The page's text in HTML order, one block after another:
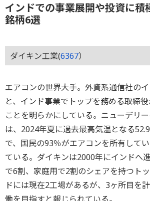
インドでの事業展開や投資に積
銘柄6選
ダイキン工業(6367）
エアコンの世界大手。外資系通信社の
と、インド事業でトップを務める取締
ことを明らかにしている。ニューデリ
は、2024年夏に過去最高気温となる
で、国民の93％がエアコンを所有して
ている。ダイキンは2000年にインドへ
で6割、家庭用で2割のシェアを持つト
ドには現在2工場があるが、3ヶ所目を